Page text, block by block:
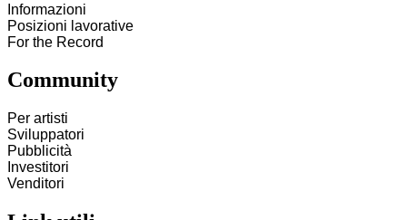
Informazioni
Posizioni lavorative
For the Record
Community
Per artisti
Sviluppatori
Pubblicità
Investitori
Venditori